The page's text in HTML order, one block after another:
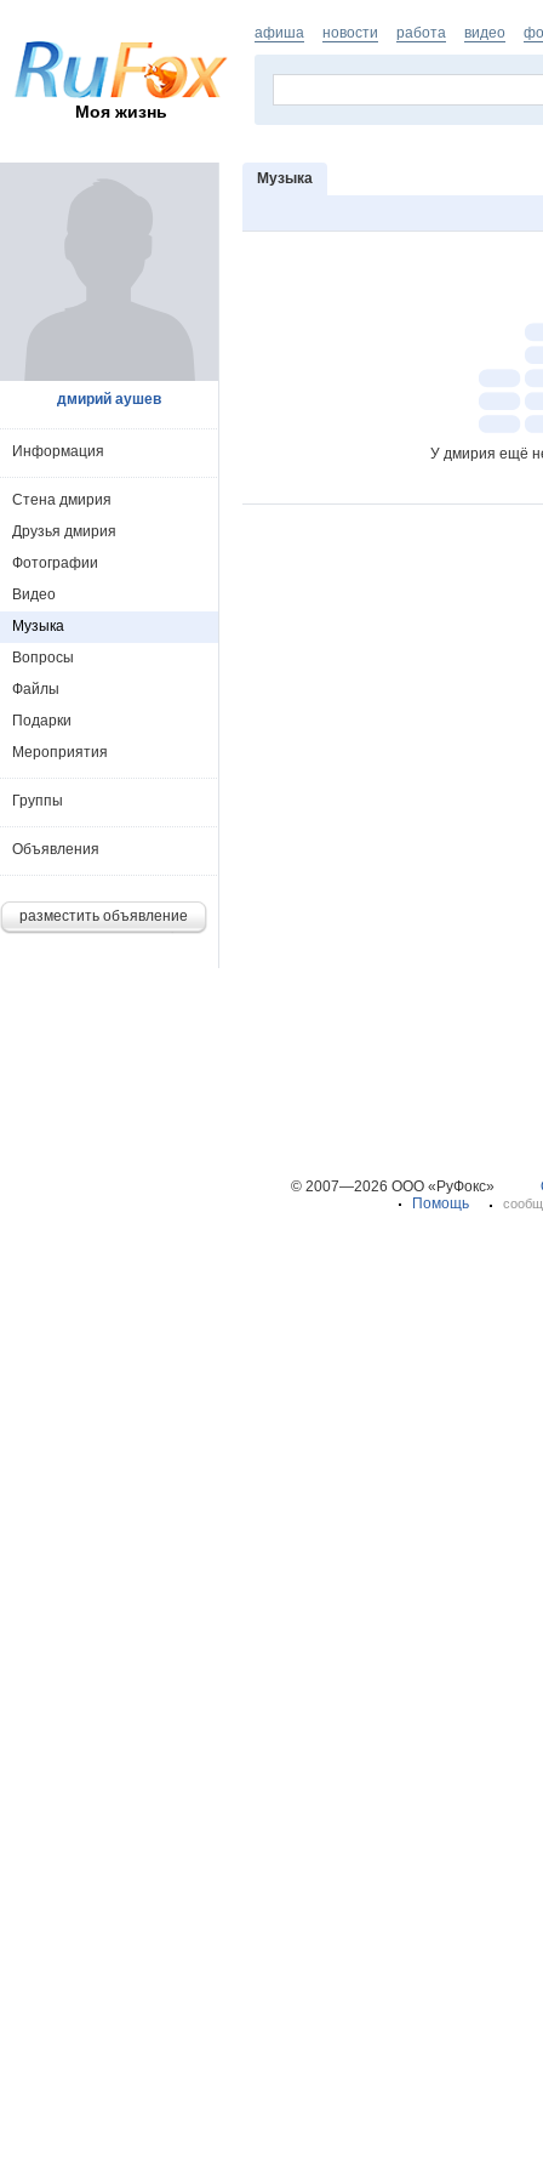
Моя жизнь
афиша новости работа видео
Музыка
У дмирия ещё
дмирий аушев
Информация
Стена дмирия
Друзья дмирия
Фотографии
Видео
Музыка
Вопросы
Файлы
Подарки
Мероприятия
Группы
Объявления
разместить объявление
© 2007—2026 ООО «РуФокс»
Помощь